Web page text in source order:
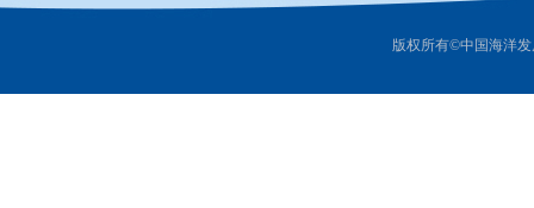
版权所有©中国海洋发